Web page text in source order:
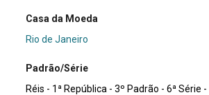
Casa da Moeda
Rio de Janeiro
Padrão/Série
Réis - 1ª República - 3º Padrão - 6ª Série